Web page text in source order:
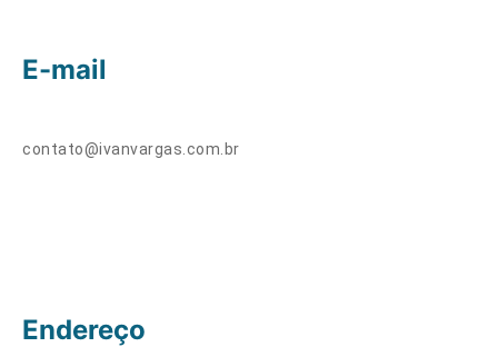
E-mail
contato@ivanvargas.com.br
Endereço